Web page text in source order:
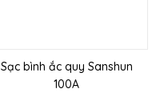
Sạc bình ắc quy Sanshun
100A